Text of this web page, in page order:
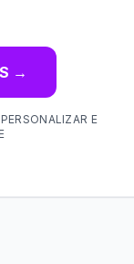
→
E